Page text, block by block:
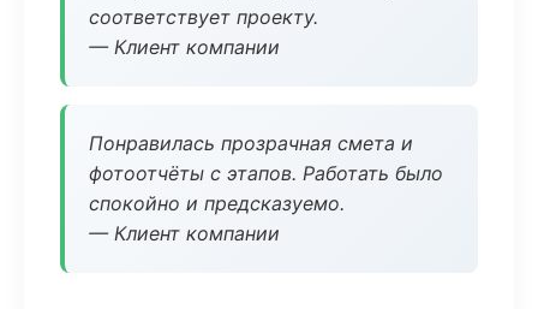
соответствует проекту.
— Клиент компании
Понравилась прозрачная смета и
фотоотчёты с этапов. Работать было
спокойно и предсказуемо.
— Клиент компании